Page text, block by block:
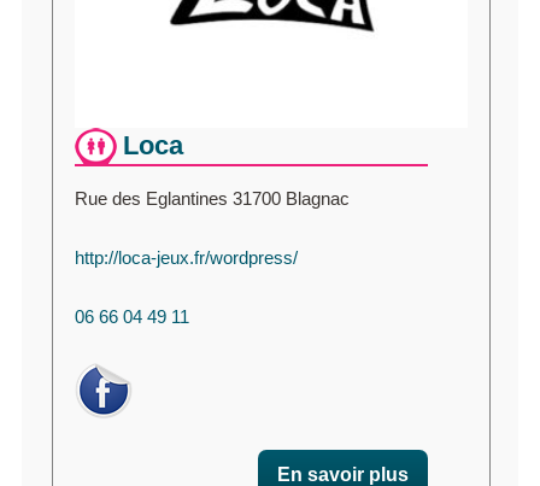
Loca
Rue des Eglantines 31700 Blagnac
http://loca-jeux.fr/wordpress/
06 66 04 49 11
En savoir plus